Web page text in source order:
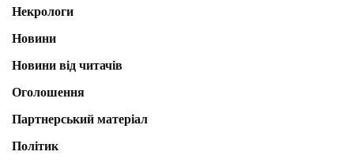
Некрологи
Новини
Новини від читачів
Оголошення
Партнерський матеріал
Політик